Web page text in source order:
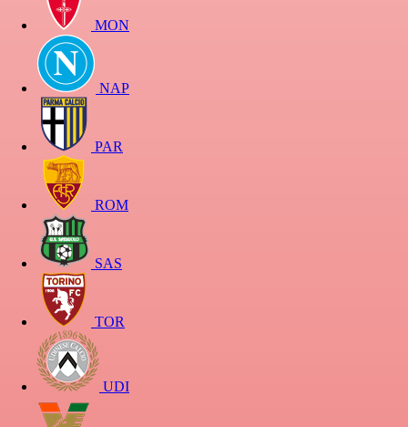
MON
NAP
PAR
ROM
SAS
TOR
UDI